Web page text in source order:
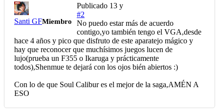
Santi GFMiembro
Publicado 13 y
#2
No puedo estar más de acuerdo
contigo,yo también tengo el VGA,desde
hace 4 años y pico que disfruto de este aparatejo mágico y
hay que reconocer que muchísimos juegos lucen de
lujo(prueba un F355 o Ikaruga y prácticamente
todos),Shenmue te dejará con los ojos bién abiertos :)
Con lo de que Soul Calibur es el mejor de la saga,AMÉN A
ESO